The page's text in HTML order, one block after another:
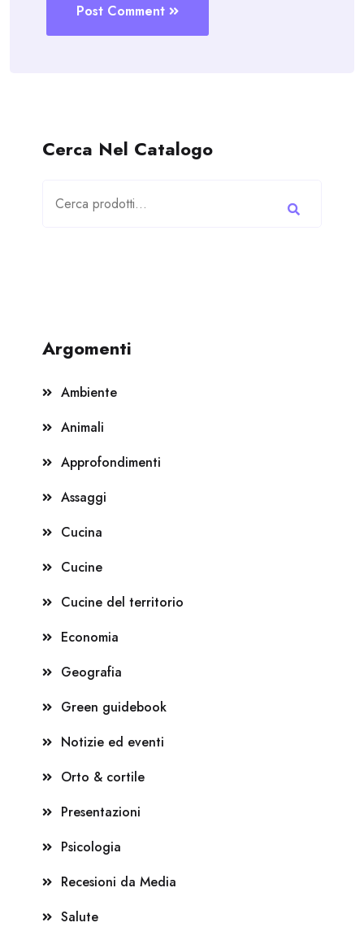
Post Comment
Cerca Nel Catalogo
Argomenti
Ambiente
Animali
Approfondimenti
Assaggi
Cucina
Cucine
Cucine del territorio
Economia
Geografia
Green guidebook
Notizie ed eventi
Orto & cortile
Presentazioni
Psicologia
Recesioni da Media
Salute